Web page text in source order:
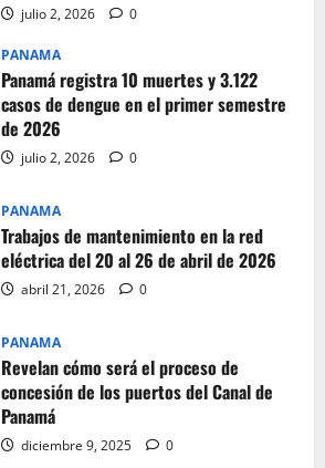
julio 2, 2026 0
PANAMA
Panamá registra 10 muertes y 3.122
casos de dengue en el primer semestre
de 2026
julio 2, 2026 0
PANAMA
Trabajos de mantenimiento en la red
eléctrica del 20 al 26 de abril de 2026
abril 21, 2026 0
PANAMA
Revelan cómo será el proceso de
concesión de los puertos del Canal de
Panamá
diciembre 9, 2025 0